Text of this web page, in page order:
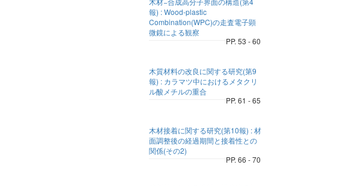
報) : Wood-plastic
Combination(WPC)の走査電子顕
微鏡による観察
PP. 53 - 60
木質材料の改良に関する研究(第9
報) : カラマツ中におけるメタクリ
ル酸メチルの重合
PP. 61 - 65
木材接着に関する研究(第10報) : 材
面調整後の経過期間と接着性との
関係(その2)
PP. 66 - 70